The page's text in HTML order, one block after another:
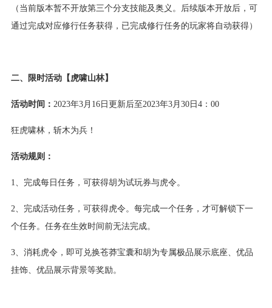
（当前版本暂不开放第三个分支技能及奥义。后续版本开放后，可
通过完成对应修行任务获得，已完成修行任务的玩家将自动获得）
二、限时活动【虎啸山林】
活动时间： 2023年3月16日更新后至2023年3月30日4：00
狂虎啸林，斩木为兵！
活动规则：
1、完成每日任务，可获得胡为试玩券与虎令。
2、完成活动任务，可获得虎令。每完成一个任务，才可解锁下一
个任务。任务在生效时间前无法完成。
3、消耗虎令，即可兑换苍莽宝囊和胡为专属极品展示底座、优品
挂饰、优品展示背景等奖励。